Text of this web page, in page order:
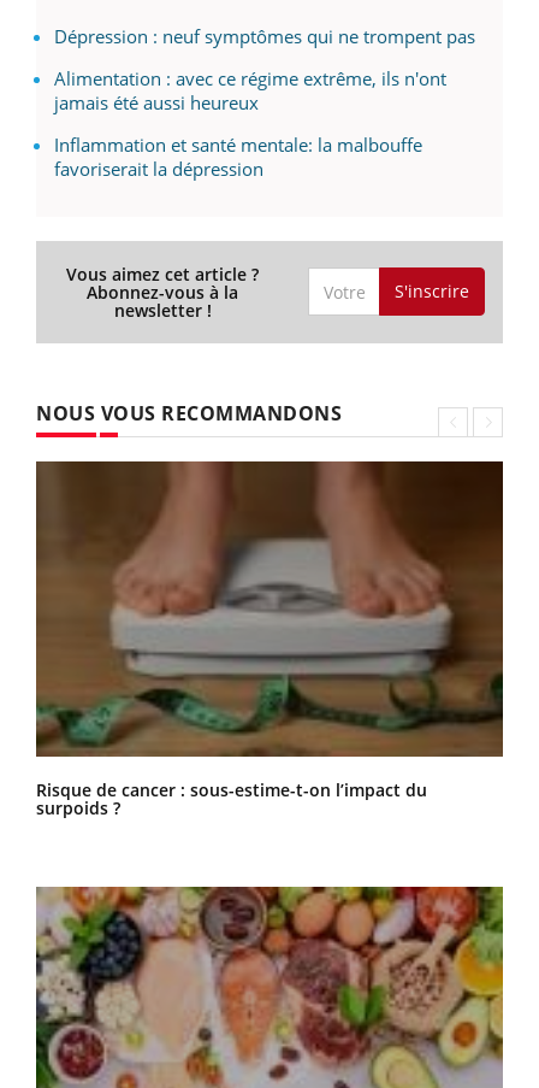
Dépression : neuf symptômes qui ne trompent pas
Alimentation : avec ce régime extrême, ils n'ont
jamais été aussi heureux
Inflammation et santé mentale: la malbouffe
favoriserait la dépression
Vous aimez cet article ?
Abonnez-vous à la
newsletter !
S'inscrire
NOUS VOUS RECOMMANDONS
Risque de cancer : sous-estime-t-on l’impact du
surpoids ?